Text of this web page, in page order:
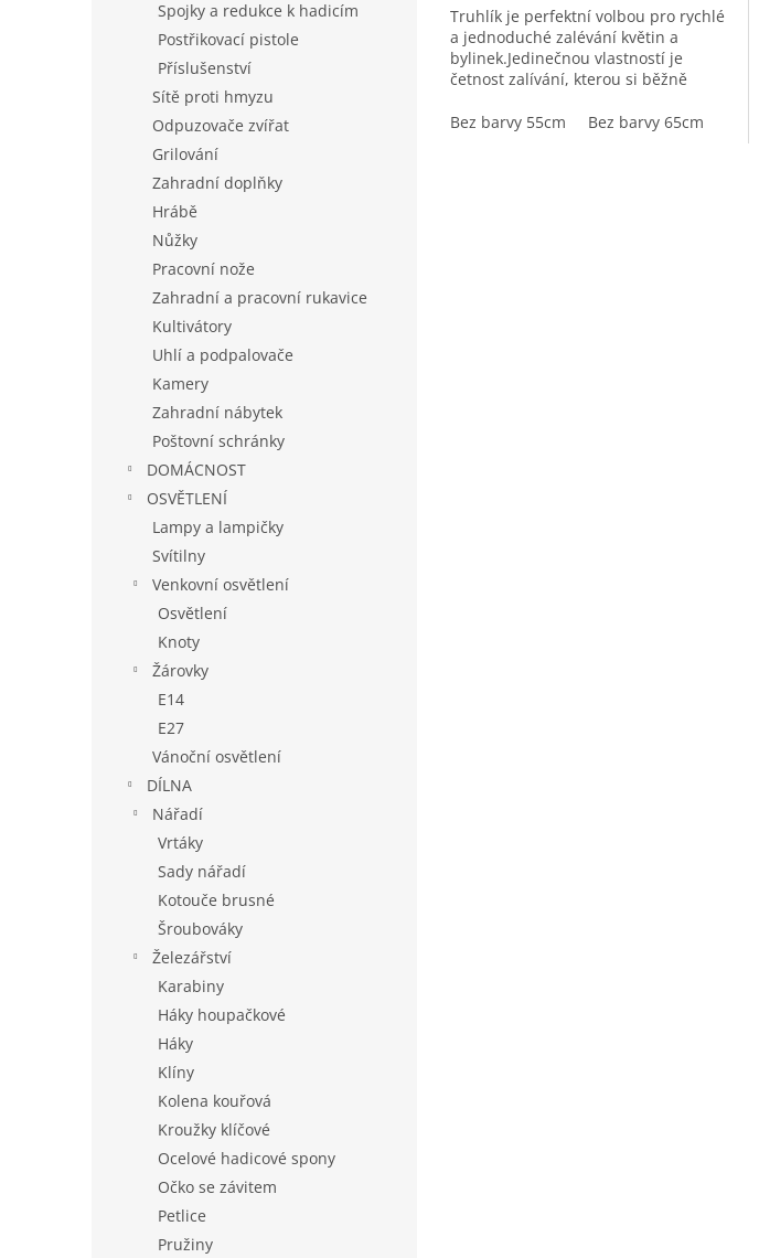
Spojky a redukce k hadicím
Postřikovací pistole
Příslušenství
Sítě proti hmyzu
Odpuzovače zvířat
Grilování
Zahradní doplňky
Hrábě
Nůžky
Pracovní nože
Zahradní a pracovní rukavice
Kultivátory
Uhlí a podpalovače
Kamery
Zahradní nábytek
Poštovní schránky
DOMÁCNOST
OSVĚTLENÍ
Lampy a lampičky
Svítilny
Venkovní osvětlení
Osvětlení
Knoty
Žárovky
E14
E27
Vánoční osvětlení
DÍLNA
Nářadí
Vrtáky
Sady nářadí
Kotouče brusné
Šroubováky
Železářství
Karabiny
Háky houpačkové
Háky
Klíny
Kolena kouřová
Kroužky klíčové
Ocelové hadicové spony
Očko se závitem
Petlice
Pružiny
z
5
hvězdiček.
Truhlík je perfektní volbou pro rychlé
a jednoduché zalévání květin a
bylinek.Jedinečnou vlastností je
četnost zalívání, kterou si běžně
Bez barvy 55cm
Bez barvy 65cm